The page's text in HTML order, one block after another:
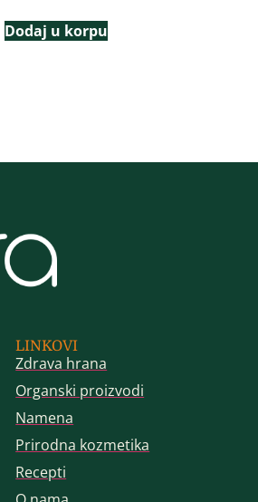
Dodaj u korpu
LINKOVI
Zdrava hrana
Organski proizvodi
Namena
Prirodna kozmetika
Recepti